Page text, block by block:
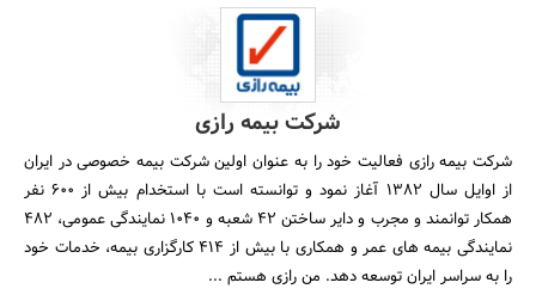
شرکت بیمه رازی
شرکت بیمه رازی فعالیت خود را به عنوان اولین شرکت بیمه خصوصی در ایران
از اوایل سال 1382 آغاز نمود و توانسته است با استخدام بیش از 600 نفر
همکار توانمند و مجرب و دایر ساختن 42 شعبه و 1040 نمایندگی عمومی، 482
نمایندگی بیمه های عمر و همکاری با بیش از 414 کارگزاری بیمه، خدمات خود
را به سراسر ایران توسعه دهد. من رازی هستم ...